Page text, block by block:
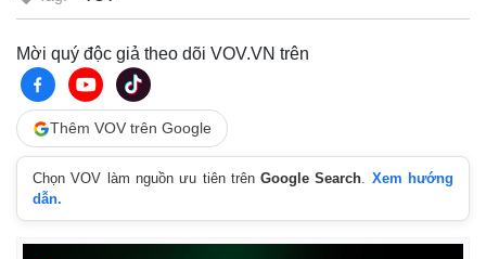
Quan sát
Cuộc sống đó đây
Hồ sơ
Video
Ảnh
Mời quý độc giả theo dõi VOV.VN trên
Thêm VOV trên Google
Chọn VOV làm nguồn ưu tiên trênGoogle Search. Xem hướng
dẫn.